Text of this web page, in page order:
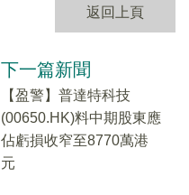
返回上頁
下一篇新聞
【盈警】普達特科技
(00650.HK)料中期股東應
佔虧損收窄至8770萬港
元